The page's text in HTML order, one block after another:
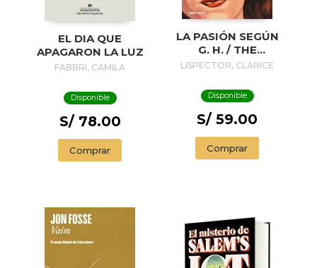
EL DIA QUE
APAGARON LA LUZ
FABBRI, CAMILA
Disponible
S/ 78.00
Comprar
LA PASIÓN SEGÚN
G. H. / THE
PASSION
H.
LISPECTOR, CLARICE
Disponible
S/ 59.00
Comprar